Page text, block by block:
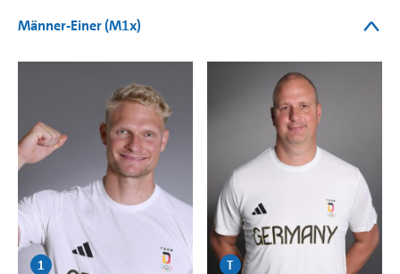
Männer-Einer (M1x)
1 T